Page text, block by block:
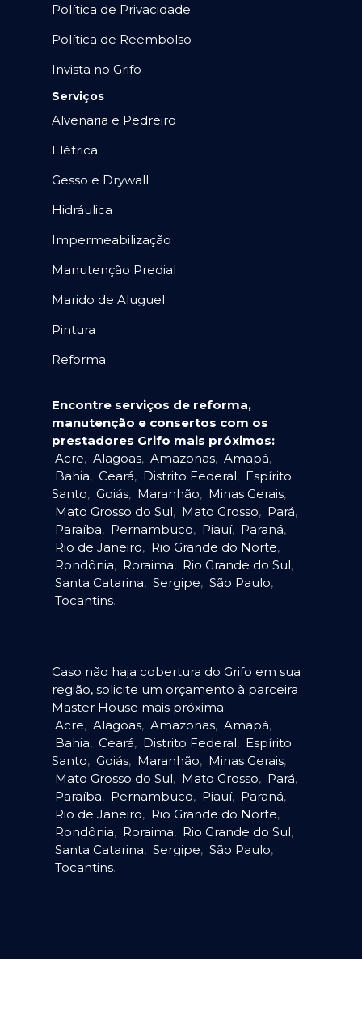
Política de Privacidade
Política de Reembolso
Invista no Grifo
Serviços
Alvenaria e Pedreiro
Elétrica
Gesso e Drywall
Hidráulica
Impermeabilização
Manutenção Predial
Marido de Aluguel
Pintura
Reforma
Encontre serviços de reforma,
manutenção e consertos com os
prestadores Grifo mais próximos:
Acre, Alagoas, Amazonas, Amapá,
Bahia, Ceará, Distrito Federal, Espírito
Santo, Goiás, Maranhão, Minas Gerais,
Mato Grosso do Sul, Mato Grosso, Pará,
Paraíba, Pernambuco, Piauí, Paraná,
Rio de Janeiro, Rio Grande do Norte,
Rondônia, Roraima, Rio Grande do Sul,
Santa Catarina, Sergipe, São Paulo,
Tocantins.
Caso não haja cobertura do Grifo em sua
região, solicite um orçamento à parceira
Master House mais próxima:
Acre, Alagoas, Amazonas, Amapá,
Bahia, Ceará, Distrito Federal, Espírito
Santo, Goiás, Maranhão, Minas Gerais,
Mato Grosso do Sul, Mato Grosso, Pará,
Paraíba, Pernambuco, Piauí, Paraná,
Rio de Janeiro, Rio Grande do Norte,
Rondônia, Roraima, Rio Grande do Sul,
Santa Catarina, Sergipe, São Paulo,
Tocantins.